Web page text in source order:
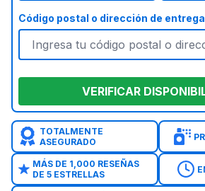
Código postal o dirección de entrega
VERIFICAR
TOTALMENTE
ASEGURADO
MÁS DE 1,000 RESEÑAS
DE 5 ESTRELLAS